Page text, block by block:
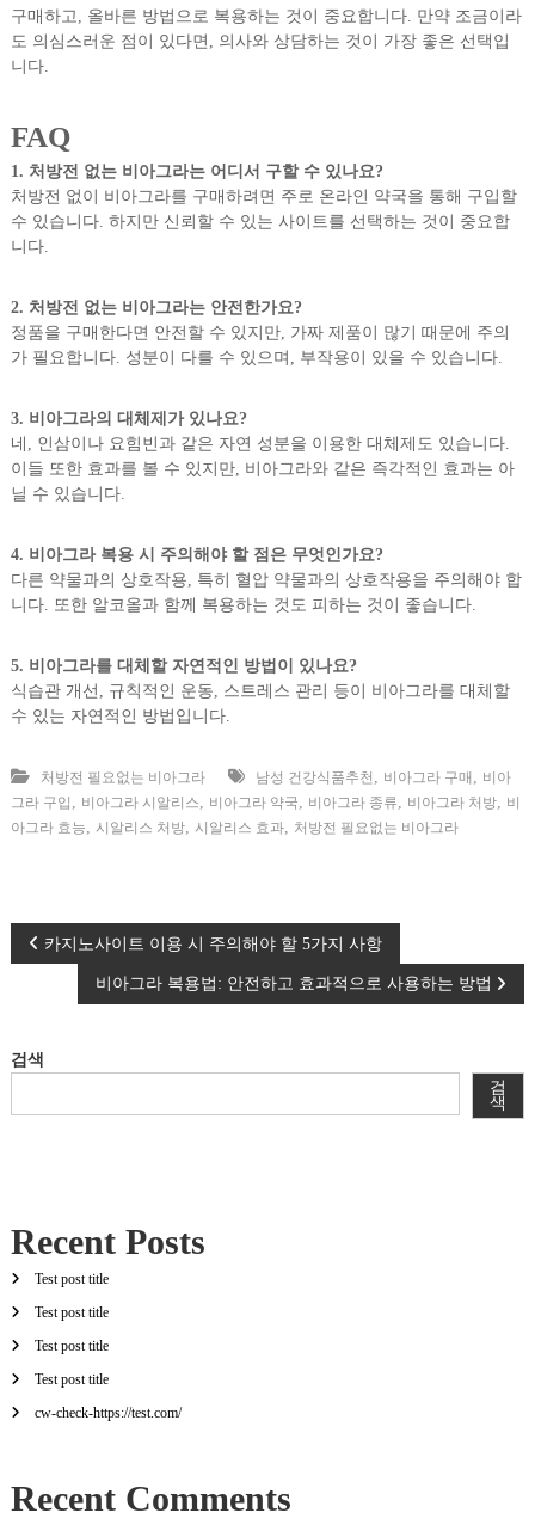
구매하고, 올바른 방법으로 복용하는 것이 중요합니다. 만약 조금이라
도 의심스러운 점이 있다면, 의사와 상담하는 것이 가장 좋은 선택입
니다.
FAQ
1. 처방전 없는 비아그라는 어디서 구할 수 있나요?
처방전 없이 비아그라를 구매하려면 주로 온라인 약국을 통해 구입할
수 있습니다. 하지만 신뢰할 수 있는 사이트를 선택하는 것이 중요합
니다.
2. 처방전 없는 비아그라는 안전한가요?
정품을 구매한다면 안전할 수 있지만, 가짜 제품이 많기 때문에 주의
가 필요합니다. 성분이 다를 수 있으며, 부작용이 있을 수 있습니다.
3. 비아그라의 대체제가 있나요?
네, 인삼이나 요힘빈과 같은 자연 성분을 이용한 대체제도 있습니다.
이들 또한 효과를 볼 수 있지만, 비아그라와 같은 즉각적인 효과는 아
닐 수 있습니다.
4. 비아그라 복용 시 주의해야 할 점은 무엇인가요?
다른 약물과의 상호작용, 특히 혈압 약물과의 상호작용을 주의해야 합
니다. 또한 알코올과 함께 복용하는 것도 피하는 것이 좋습니다.
5. 비아그라를 대체할 자연적인 방법이 있나요?
식습관 개선, 규칙적인 운동, 스트레스 관리 등이 비아그라를 대체할
수 있는 자연적인 방법입니다.
처방전 필요없는 비아그라 남성 건강식품추천 , 비아그라 구매 , 비아
그라 구입 , 비아그라 시알리스, 비아그라 약국, 비아그라 종류, 비아그라 처방, 비
아그라 효능, 시알리스 처방, 시알리스 효과, 처방전 필요없는 비아그라
글
색
카지노사이트 이용 시 주의해야 할 5가지 사항
비아그라 복용법: 안전하고 효과적으로 사용하는 방법
검색
검
색
Recent Posts
Test post title
Test post title
Test post title
Test post title
cw-check-https://test.com/
Recent Comments